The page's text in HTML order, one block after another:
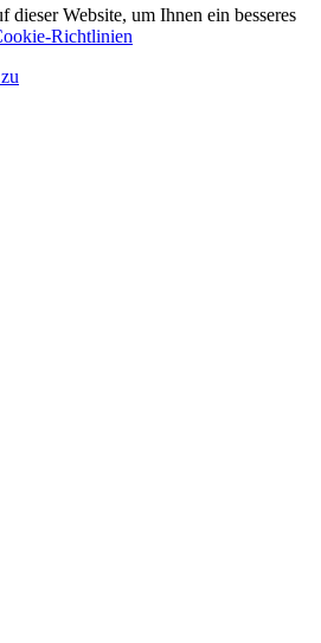
dieser Website, um Ihnen ein besseres
Richtlinien